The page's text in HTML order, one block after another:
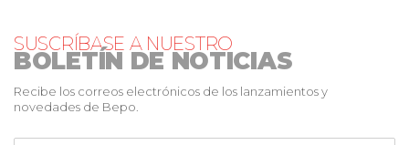
SUSCRÍBASE A NUESTRO
BOLETÍN DE NOTICIAS
Recibe los correos electrónicos de los lanzamientos y
novedades de Bepo.